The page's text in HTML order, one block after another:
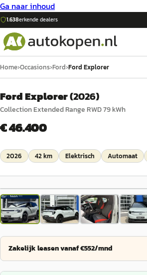
Ga naar inhoud
1.638erkende dealers
Home›Occasions›Ford›Ford Explorer
Ford Explorer(2026)
Collection Extended Range RWD 79 kWh
€ 46.400
2026 42 km Elektrisch Automaat
Zakelijk leasen vanaf €552/mnd